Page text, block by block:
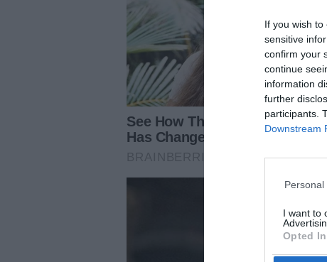
If you wish
sensitive
confirm your
continue
information
further
participants.
Downstream
I want to
Opted In